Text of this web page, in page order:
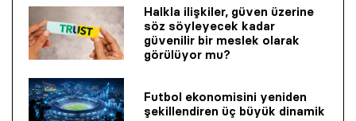
Halkla ilişkiler, güven üzerine
söz söyleyecek kadar
güvenilir bir mes­lek olarak
görülüyor mu?
Futbol ekonomisini yeniden
şekillendiren üç büyük dinamik